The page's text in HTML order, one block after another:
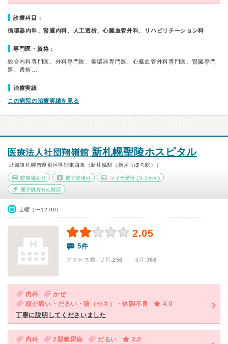
診療科目：
循環器内科、腎臓内科、人工透析、心臓血管外科、リハビリテーション科
専門医・資格：
総合内科専門医、外科専門医、循環器専門医、心臓血管外科専門医、腎臓専門
医、透析…
治療実績
この病院の治療実績を見る
医療法人社団翔嶺館 新札幌聖陵ホスピタル
北海道札幌市厚別区厚別東四条（新札幌駅（新さっぽろ駅））
駐車場あり 電子決済可 マイナ受付 (スマホ可)
電子処方せん対応
土曜（〜12:00）
2.05
5件
アクセス数 7月:256 | 6月:368
内科
かぜ
頭が痛い・だるい・咳（セキ）・体調不良
4.0
丁寧に説明してくださいました
内科 2型糖尿病 だるい 2.0